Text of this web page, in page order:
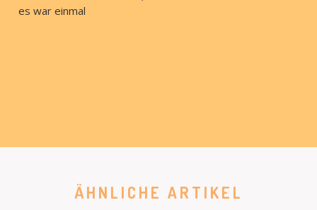
es war einmal
ÄHNLICHE ARTIKEL